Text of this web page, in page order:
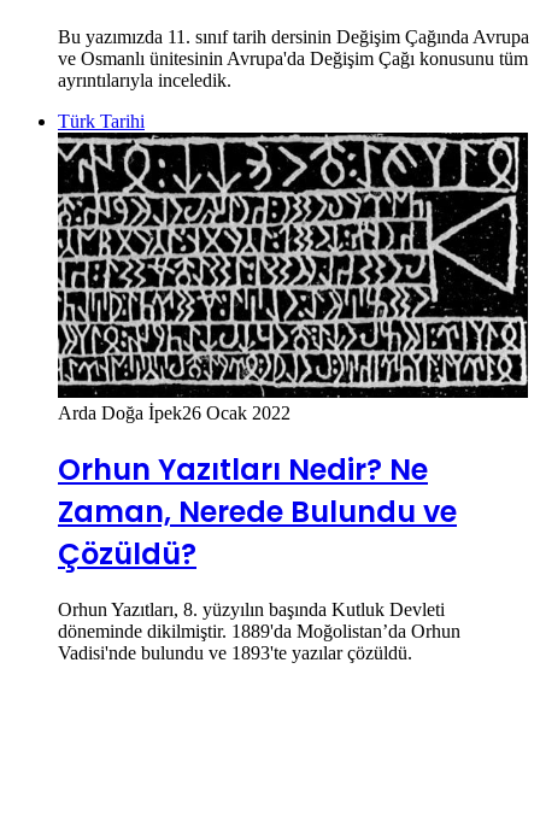
Bu yazımızda 11. sınıf tarih dersinin Değişim Çağında Avrupa
ve Osmanlı ünitesinin Avrupa'da Değişim Çağı konusunu tüm
ayrıntılarıyla inceledik.
Türk Tarihi
Arda Doğa İpek26 Ocak 2022
Orhun Yazıtları Nedir? Ne
Zaman, Nerede Bulundu ve
Çözüldü?
Orhun Yazıtları, 8. yüzyılın başında Kutluk Devleti
döneminde dikilmiştir. 1889'da Moğolistan’da Orhun
Vadisi'nde bulundu ve 1893'te yazılar çözüldü.